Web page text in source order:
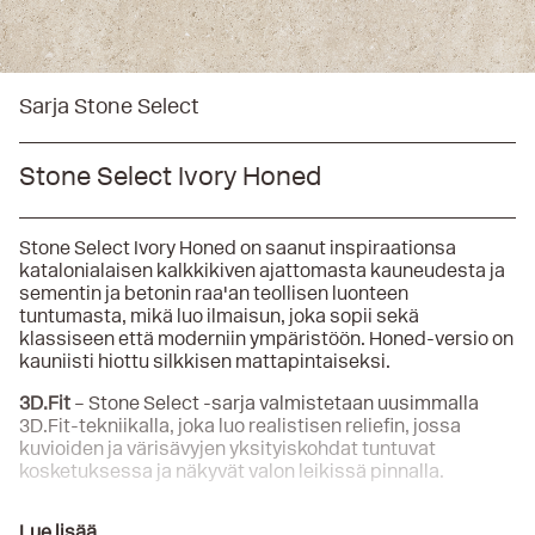
Sarja Stone Select
Stone Select Ivory Honed
Stone Select Ivory Honed on saanut inspiraationsa
katalonialaisen kalkkikiven ajattomasta kauneudesta ja
sementin ja betonin raa'an teollisen luonteen
tuntumasta, mikä luo ilmaisun, joka sopii sekä
klassiseen että moderniin ympäristöön. Honed-versio on
kauniisti hiottu silkkisen mattapintaiseksi.
3D.Fit – Stone Select -sarja valmistetaan uusimmalla
3D.Fit-tekniikalla, joka luo realistisen reliefin, jossa
kuvioiden ja värisävyjen yksityiskohdat tuntuvat
kosketuksessa ja näkyvät valon leikissä pinnalla.